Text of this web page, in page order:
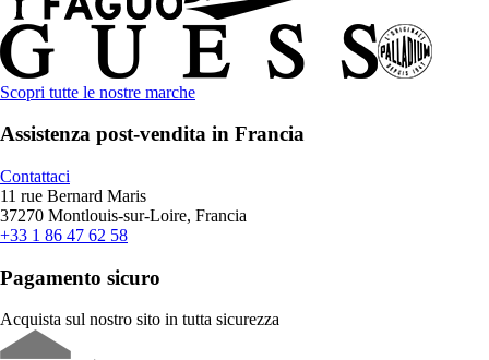
Scopri tutte le nostre marche
Assistenza post-vendita in Francia
Contattaci
11 rue Bernard Maris
37270 Montlouis-sur-Loire, Francia
+33 1 86 47 62 58
Pagamento sicuro
Acquista sul nostro sito in tutta sicurezza